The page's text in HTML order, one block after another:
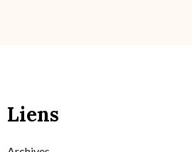
Liens